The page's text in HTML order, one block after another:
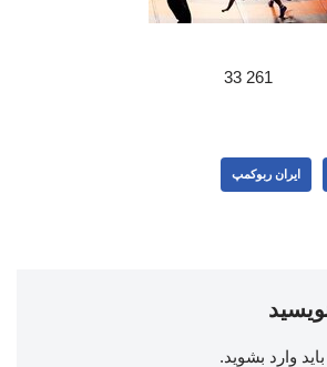
261 33
ایران ربوکمپ
وارد بشوید.